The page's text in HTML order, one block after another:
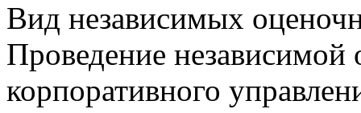
Вид независимых
Проведение независимой
корпоративного